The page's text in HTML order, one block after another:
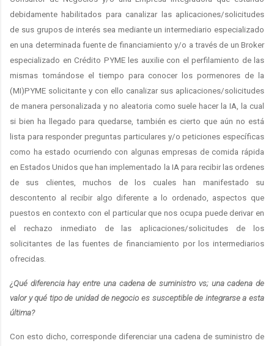
debidamente habilitados para canalizar las aplicaciones/solicitudes
de sus grupos de interés sea mediante un intermediario especializado
en una determinada fuente de financiamiento y/o a través de un Broker
especializado en Crédito PYME les auxilie con el perfilamiento de las
mismas tomándose el tiempo para conocer los pormenores de la
(MI)PYME solicitante y con ello canalizar sus aplicaciones/solicitudes
de manera personalizada y no aleatoria como suele hacer la IA, la cual
si bien ha llegado para quedarse, también es cierto que aún no está
lista para responder preguntas particulares y/o peticiones específicas
como ha estado ocurriendo con algunas empresas de comida rápida
en Estados Unidos que han implementado la IA para recibir las ordenes
de sus clientes, muchos de los cuales han manifestado su
descontento al recibir algo diferente a lo ordenado, aspectos que
puestos en contexto con el particular que nos ocupa puede derivar en
el rechazo inmediato de las aplicaciones/solicitudes de los
solicitantes de las fuentes de financiamiento por los intermediarios
ofrecidas.
¿Qué diferencia hay entre una cadena de suministro vs; una cadena de
valor y qué tipo de unidad de negocio es susceptible de integrarse a esta
última?
Con esto dicho, corresponde diferenciar una cadena de suministro de